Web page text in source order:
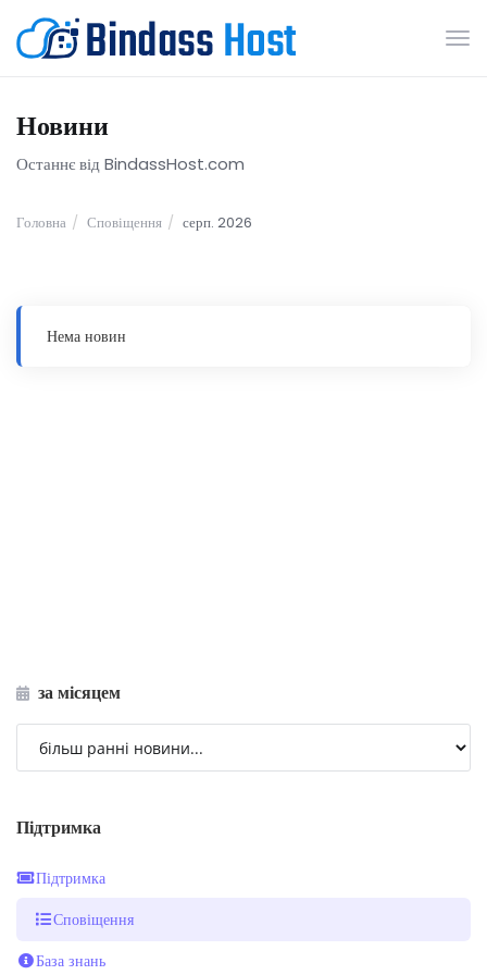
Новини
Останнє від BindassHost.com
Головна Сповіщення серп. 2026
за місяцем
Підтримка
Підтримка
Сповіщення
База знань
Нема новин